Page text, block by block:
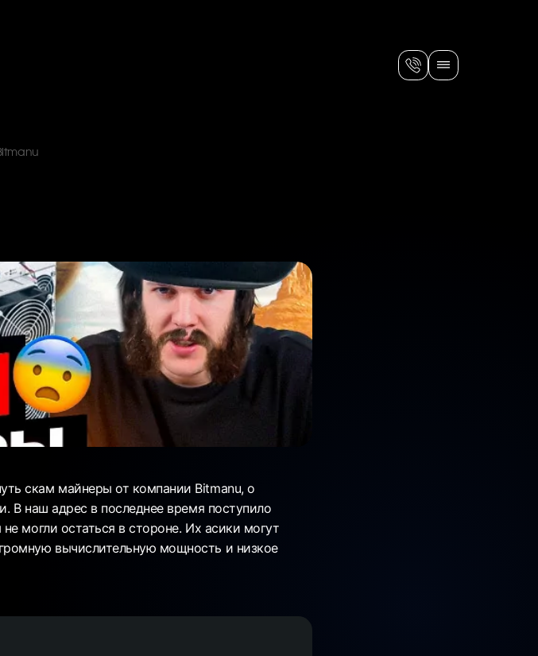
скам майнеры от компании Bitmanu, о
В наш адрес в последнее время поступило
могли остаться в стороне. Их асики могут
вычислительную мощность и низкое